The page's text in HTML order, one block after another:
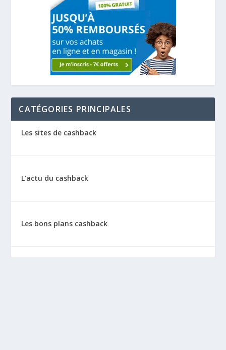
CATÉGORIES PRINCIPALES
Les sites de cashback
L’actu du cashback
Les bons plans cashback